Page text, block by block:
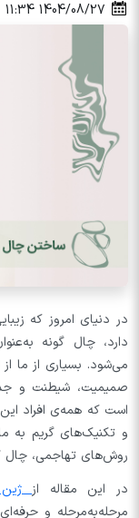
1404/08/27
11:34
در دنیای امروز که
دارد، چال گونه
می‌شود. بسیاری از ما
صمیمیت، شیطنت و
است که همه‌ی افراد
و تکنیک‌های گریم به
روش‌های تهاجمی، چال
در این مقاله ازژین
مرحله‌به‌مرحله و